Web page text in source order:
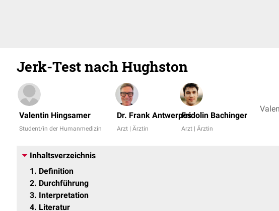
Jerk-Test nach Hughston
Valentin Hingsamer
Student/in der Humanmedizin
Dr. Frank Antwerpes
Arzt | Ärztin
Fridolin Bachinger
Arzt | Ärztin
Inhaltsverzeichnis
1
Definition
2 Durchführung
3 Interpretation
4 Literatur